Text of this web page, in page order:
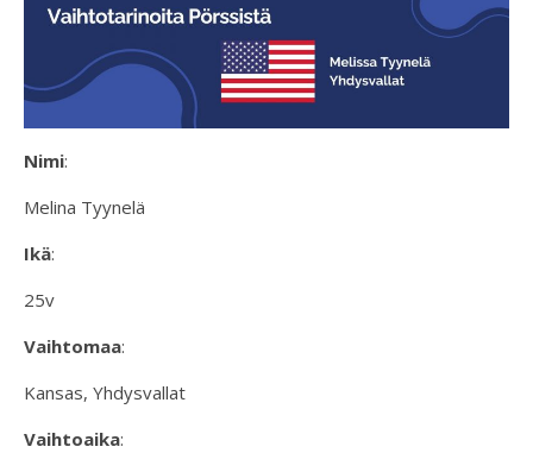
Nimi:
Melina Tyynelä
Ikä:
25v
Vaihtomaa:
Kansas, Yhdysvallat
Vaihtoaika: